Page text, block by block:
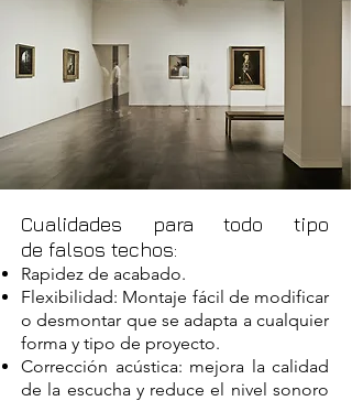
Cualidades para todo tipo
de falsos techos:
Rapidez de acabado.
Flexibilidad: Montaje fácil de modificar
o desmontar que se adapta a cualquier
forma y tipo de proyecto.
Corrección acústica: mejora la calidad
de la escucha y reduce el nivel sonoro